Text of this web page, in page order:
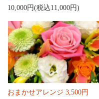
10,000円(税込11,000円)
おまかせアレンジ 3,500円